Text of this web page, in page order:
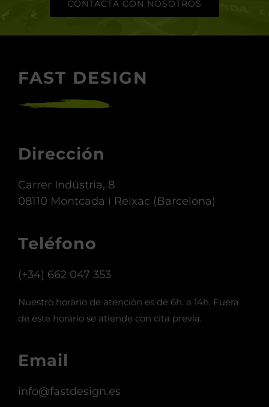
mente.
Dirección
08110 Montcada i Reixac (Barcelona)
(+34) 662 047 353
de este horario se atiende con cita previa.